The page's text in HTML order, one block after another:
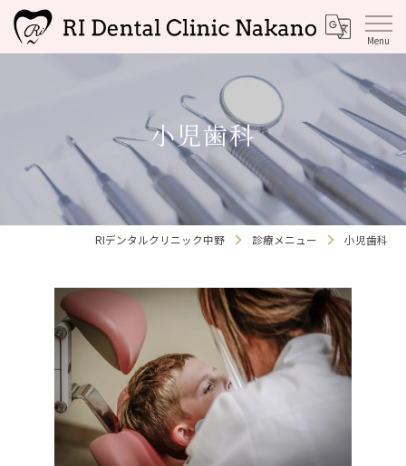
小児歯科
RIデンタルクリニック中野 診療メニュー 小児歯科